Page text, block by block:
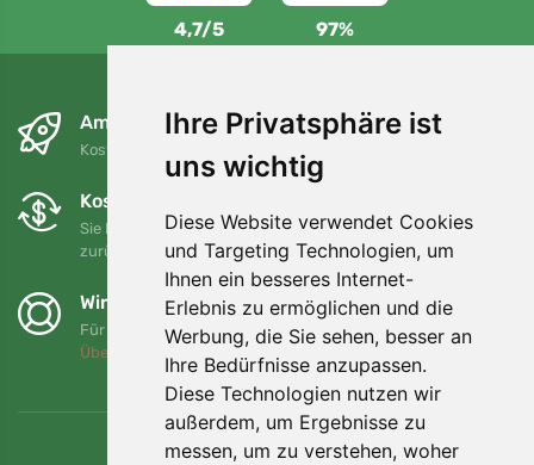
Ihre Privatsphäre ist
uns wichtig
Diese Website verwendet Cookies
und Targeting Technologien, um
Ihnen ein besseres Internet-
Erlebnis zu ermöglichen und die
Werbung, die Sie sehen, besser an
Ihre Bedürfnisse anzupassen.
Diese Technologien nutzen wir
außerdem, um Ergebnisse zu
messen, um zu verstehen, woher
4,7/5 97%
Am nächsten Tag und kostenlos
Kostenloser Versand für Bestellungen über 80 EUR
Kostenloser Umtausch und Rückgabe
Sie können Ihre Bestellung jederzeit innerhalb von 90 Tagen
zurückgeben oder umtauschen.
Wir unterstützen Trees.org
Für jede Bestellung pflanzen wir einen Baum! Mehr lesen
Über uns